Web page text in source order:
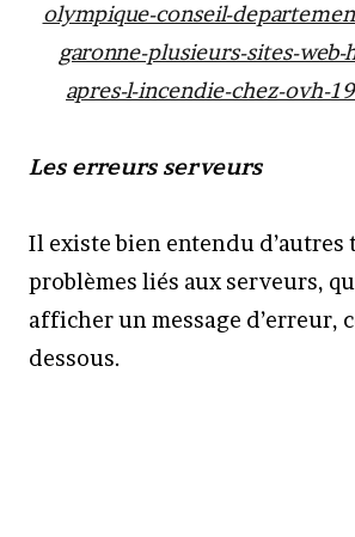
olympique-conseil-
garonne-plusieurs-sites-web-
apres-l-incendie-chez-ovh-
Les erreurs serveurs
Il existe bien entendu d’autres
problèmes liés aux serveurs,
afficher un message d’erreur,
dessous.